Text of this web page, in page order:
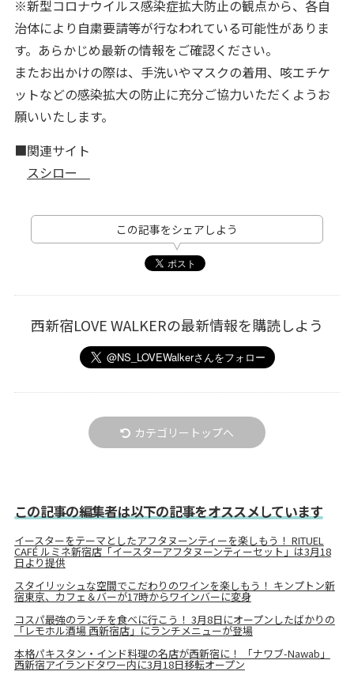
※新型コロナウイルス感染症拡大防止の観点から、各自
治体により自粛要請等が行なわれている可能性がありま
す。あらかじめ最新の情報をご確認ください。
またお出かけの際は、手洗いやマスクの着用、咳エチケ
ットなどの感染拡大の防止に充分ご協力いただくようお
願いいたします。
■関連サイト
スシロー
この記事をシェアしよう
西新宿LOVE WALKERの最新情報を購読しよう
カテゴリートップへ
この記事の編集者は以下の記事をオススメしています
イースターをテーマとしたアフタヌーンティーを楽しもう！ RITUEL
CAFÉ ルミネ新宿店「イースターアフタヌーンティーセット」は3月18
日より提供
スタイリッシュな空間でこだわりのワインを楽しもう！ キンプトン新
宿東京、カフェ＆バーが17時からワインバーに変身
コスパ最強のランチを食べに行こう！ 3月8日にオープンしたばかりの
「レモホル酒場 西新宿店」にランチメニューが登場
本格パキスタン・インド料理の名店が西新宿に！ 「ナワブ-Nawab」
西新宿アイランドタワー内に3月18日移転オープン